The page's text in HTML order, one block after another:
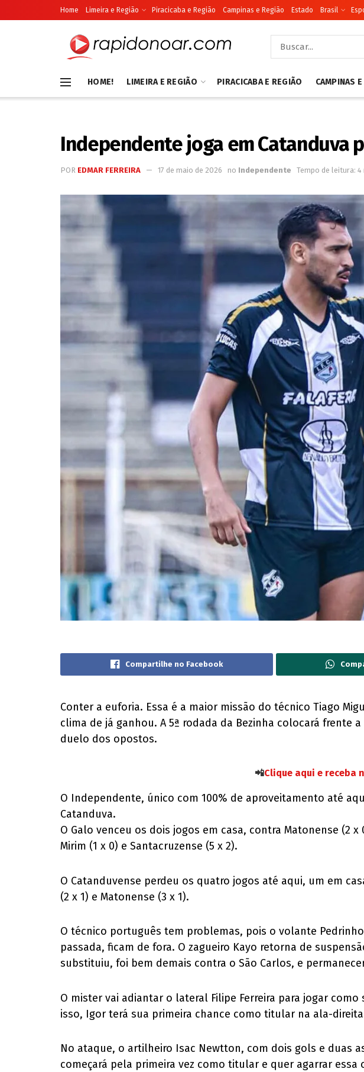
Home Limeira e Região Piracicaba e Região Campinas e Região Estado Brasil
HOME! LIMEIRA E REGIÃO PIRACICABA E REGIÃO CAMPINAS
Independente joga em Catanduva
POR EDMAR FERREIRA 17 de maio de 2026 no Independente Tempo de leitura: 4
Compartilhe no Facebook
Conter a euforia. Essa é a maior missão do técnico Tiago
clima de já ganhou. A 5ª rodada da Bezinha colocará
duelo dos opostos.
📲Clique aqui e receba
O Independente, único com 100% de aproveitamento até
Catanduva.
O Galo venceu os dois jogos em casa, contra Matonense (2
Mirim (1 x 0) e Santacruzense (5 x 2).
O Catanduvense perdeu os quatro jogos até aqui, um em
(2 x 1) e Matonense (3 x 1).
O técnico português tem problemas, pois o volante
passada, ficam de fora. O zagueiro Kayo retorna de
substituiu, foi bem demais contra o São Carlos, e
O mister vai adiantar o lateral Filipe Ferreira para jogar
isso, Igor terá sua primeira chance como titular na ala-
No ataque, o artilheiro Isac Newtton, com dois gols e duas
começará pela primeira vez como titular e quer agarrar essa